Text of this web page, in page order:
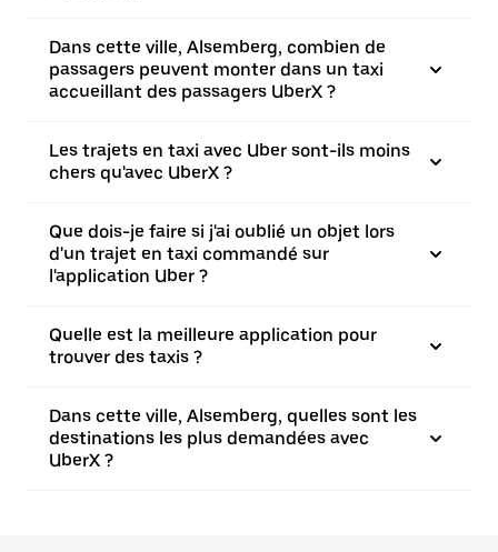
Dans cette ville, Alsemberg, combien de
passagers peuvent monter dans un taxi
accueillant des passagers UberX ?
Les trajets en taxi avec Uber sont-ils moins
chers qu'avec UberX ?
Que dois-je faire si j'ai oublié un objet lors
d'un trajet en taxi commandé sur
l'application Uber ?
Quelle est la meilleure application pour
trouver des taxis ?
Dans cette ville, Alsemberg, quelles sont les
destinations les plus demandées avec
UberX ?